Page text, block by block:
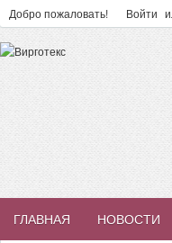
Добро пожаловать! Войти
ГЛАВНАЯ НОВОСТИ